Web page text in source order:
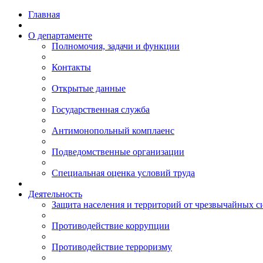
Главная
О департаменте
Полномочия, задачи и функции
Контакты
Открытые данные
Государственная служба
Антимонопольный комплаенс
Подведомственные организации
Специальная оценка условий труда
Деятельность
Защита населения и территорий от чрезвычайных
Противодействие коррупции
Противодействие терроризму